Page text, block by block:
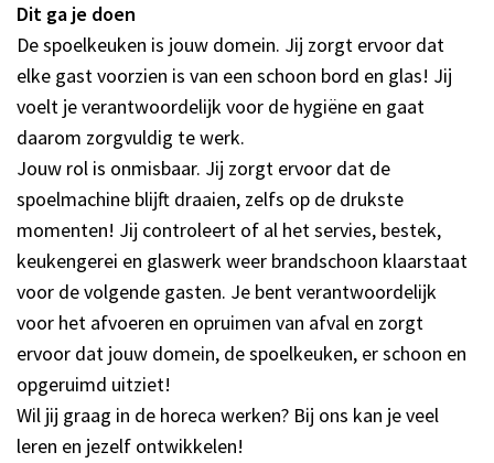
Recreatief
Winkels
Winkelgebieden
Deals
Parkeren
Inloggen
Dit ga je doen
De spoelkeuken is jouw domein. Jij zorgt ervoor dat
elke gast voorzien is van een schoon bord en glas! Jij
voelt je verantwoordelijk voor de hygiëne en gaat
daarom zorgvuldig te werk.
Jouw rol is onmisbaar. Jij zorgt ervoor dat de
spoelmachine blijft draaien, zelfs op de drukste
momenten! Jij controleert of al het servies, bestek,
keukengerei en glaswerk weer brandschoon klaarstaat
voor de volgende gasten. Je bent verantwoordelijk
voor het afvoeren en opruimen van afval en zorgt
ervoor dat jouw domein, de spoelkeuken, er schoon en
opgeruimd uitziet!
Wil jij graag in de horeca werken? Bij ons kan je veel
leren en jezelf ontwikkelen!